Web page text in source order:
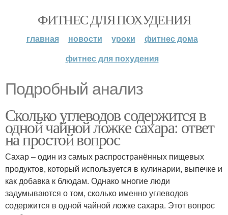
ФИТНЕС ДЛЯ ПОХУДЕНИЯ
главная новости уроки
фитнес дома
фитнес для похудения
Подробный анализ
Сколько углеводов содержится в
одной чайной ложке сахара: ответ
на простой вопрос
Сахар – один из самых распространённых пищевых
продуктов, который используется в кулинарии, выпечке и
как добавка к блюдам. Однако многие люди
задумываются о том, сколько именно углеводов
содержится в одной чайной ложке сахара. Этот вопрос